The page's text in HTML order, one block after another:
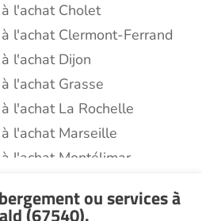
l'achat Cholet
l'achat Clermont-Ferrand
l'achat Dijon
l'achat Grasse
l'achat La Rochelle
l'achat Marseille
l'achat Montélimar
l'achat Saint-Etienne
ou servicesà
(67540).